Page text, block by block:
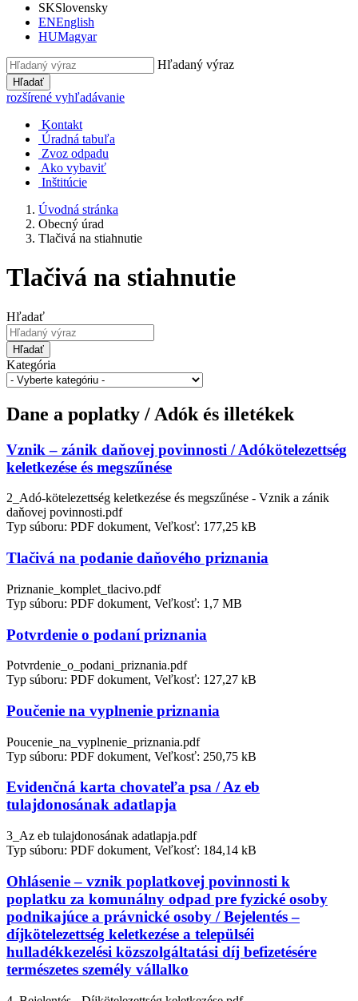
SKSlovensky
ENEnglish
HUMagyar
Hľadaný výraz
Hľadať
rozšírené vyhľadávanie
Kontakt
Úradná tabuľa
Zvoz odpadu
Ako vybaviť
Inštitúcie
Úvodná stránka
Obecný úrad
Tlačivá na stiahnutie
Tlačivá na stiahnutie
Hľadať
Hľadať
Kategória
Dane a poplatky / Adók és illetékek
Vznik – zánik daňovej povinnosti / Adókötelezettség
keletkezése és megszűnése
2_Adó-kötelezettség keletkezése és megszűnése - Vznik a zánik
daňovej povinnosti.pdf
Typ súboru: PDF dokument, Veľkosť: 177,25 kB
Tlačivá na podanie daňového priznania
Priznanie_komplet_tlacivo.pdf
Typ súboru: PDF dokument, Veľkosť: 1,7 MB
Potvrdenie o podaní priznania
Potvrdenie_o_podani_priznania.pdf
Typ súboru: PDF dokument, Veľkosť: 127,27 kB
Poučenie na vyplnenie priznania
Poucenie_na_vyplnenie_priznania.pdf
Typ súboru: PDF dokument, Veľkosť: 250,75 kB
Evidenčná karta chovateľa psa / Az eb
tulajdonosának adatlapja
3_Az eb tulajdonosának adatlapja.pdf
Typ súboru: PDF dokument, Veľkosť: 184,14 kB
Ohlásenie – vznik poplatkovej povinnosti k
poplatku za komunálny odpad pre fyzické osoby
podnikajúce a právnické osoby / Bejelentés –
díjkötelezettség keletkezése a települséi
hulladékkezelési közszolgáltatási díj befizetésére
természetes személy vállalko